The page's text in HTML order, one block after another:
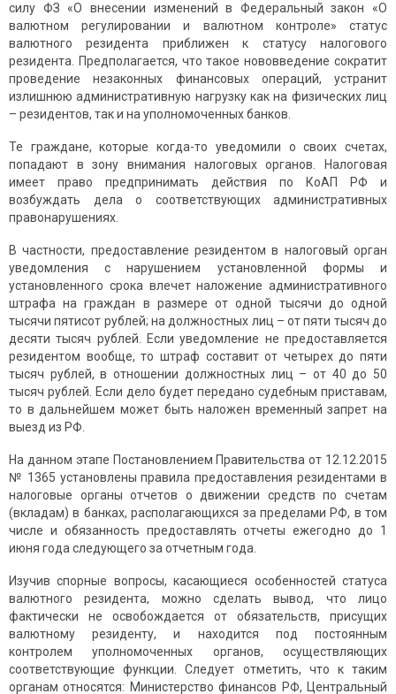
силу ФЗ «О внесении изменений в Федеральный закон «О
валютном регулировании и валютном контроле» статус
валютного резидента приближен к статусу налогового
резидента. Предполагается, что такое нововведение сократит
проведение незаконных финансовых операций, устранит
излишнюю административную нагрузку как на физических лиц
– резидентов, так и на уполномоченных банков.
Те граждане, которые когда-то уведомили о своих счетах,
попадают в зону внимания налоговых органов. Налоговая
имеет право предпринимать действия по КоАП РФ и
возбуждать дела о соответствующих административных
правонарушениях.
В частности, предоставление резидентом в налоговый орган
уведомления с нарушением установленной формы и
установленного срока влечет наложение административного
штрафа на граждан в размере от одной тысячи до одной
тысячи пятисот рублей; на должностных лиц – от пяти тысяч до
десяти тысяч рублей. Если уведомление не предоставляется
резидентом вообще, то штраф составит от четырех до пяти
тысяч рублей, в отношении должностных лиц – от 40 до 50
тысяч рублей. Если дело будет передано судебным приставам,
то в дальнейшем может быть наложен временный запрет на
выезд из РФ.
На данном этапе Постановлением Правительства от 12.12.2015
№ 1365 установлены правила предоставления резидентами в
налоговые органы отчетов о движении средств по счетам
(вкладам) в банках, располагающихся за пределами РФ, в том
числе и обязанность предоставлять отчеты ежегодно до 1
июня года следующего за отчетным года.
Изучив спорные вопросы, касающиеся особенностей статуса
валютного резидента, можно сделать вывод, что лицо
фактически не освобождается от обязательств, присущих
валютному резиденту, и находится под постоянным
контролем уполномоченных органов, осуществляющих
соответствующие функции. Следует отметить, что к таким
органам относятся: Министерство финансов РФ, Центральный